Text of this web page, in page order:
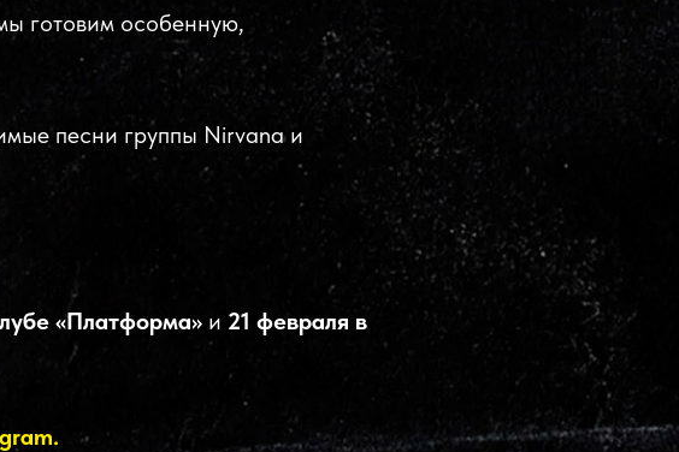
готовим особенную,
песни группы Nirvana и
«Платформа» и 21 февраля в